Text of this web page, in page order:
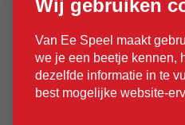
Wij gebruiken
Van Ee Speel maakt
we je een beetje kennen,
dezelfde informatie in te
best mogelijke website-